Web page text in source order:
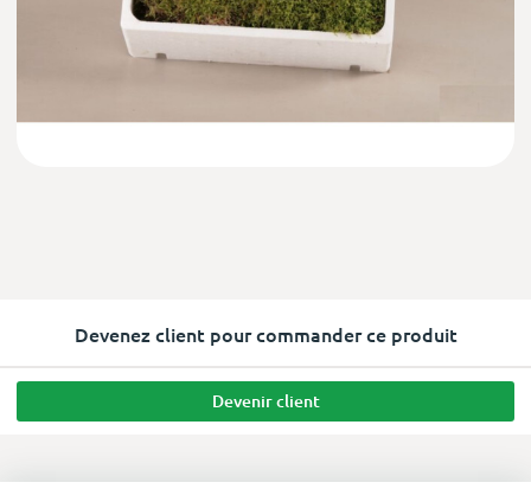
Devenez client pour commander ce produit
Devenir client